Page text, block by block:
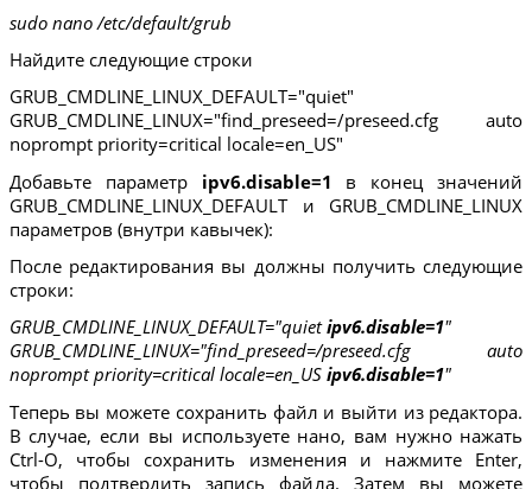
sudo nano /etc/default/grub
Найдите следующие строки
GRUB_CMDLINE_LINUX_DEFAULT="quiet"
GRUB_CMDLINE_LINUX="find_preseed=/preseed.cfg auto
noprompt priority=critical locale=en_US"
Добавьте параметр ipv6.disable=1 в конец значений
GRUB_CMDLINE_LINUX_DEFAULT и GRUB_CMDLINE_LINUX
параметров (внутри кавычек):
После редактирования вы должны получить следующие
строки:
GRUB_CMDLINE_LINUX_DEFAULT="quietipv6.disable=1"
GRUB_CMDLINE_LINUX="find_preseed=/preseed.cfg auto
noprompt priority=critical locale=en_US ipv6.disable=1"
Теперь вы можете сохранить файл и выйти из редактора.
В случае, если вы используете нано, вам нужно нажать
Ctrl-O, чтобы сохранить изменения и нажмите Enter,
чтобы подтвердить запись файла. Затем вы можете